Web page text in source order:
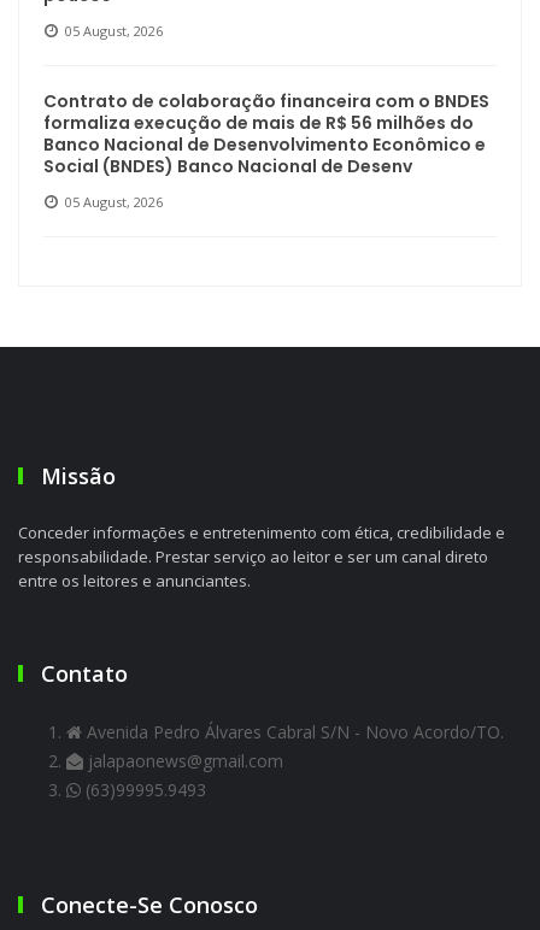
05 August, 2026
Contrato de colaboração financeira com o BNDES
formaliza execução de mais de R$ 56 milhões do
Banco Nacional de Desenvolvimento Econômico e
Social (BNDES) Banco Nacional de Desenv
05 August, 2026
Missão
Conceder informações e entretenimento com ética, credibilidade e
responsabilidade. Prestar serviço ao leitor e ser um canal direto
entre os leitores e anunciantes.
Contato
Avenida Pedro Álvares Cabral S/N - Novo Acordo/TO.
jalapaonews@gmail.com
(63)99995.9493
Conecte-Se Conosco